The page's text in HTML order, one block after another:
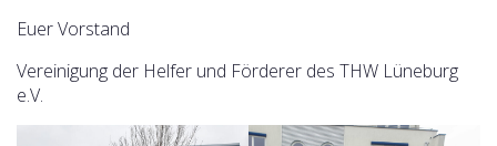
Euer Vorstand
Vereinigung der Helfer und Förderer des THW Lüneburg
e.V.